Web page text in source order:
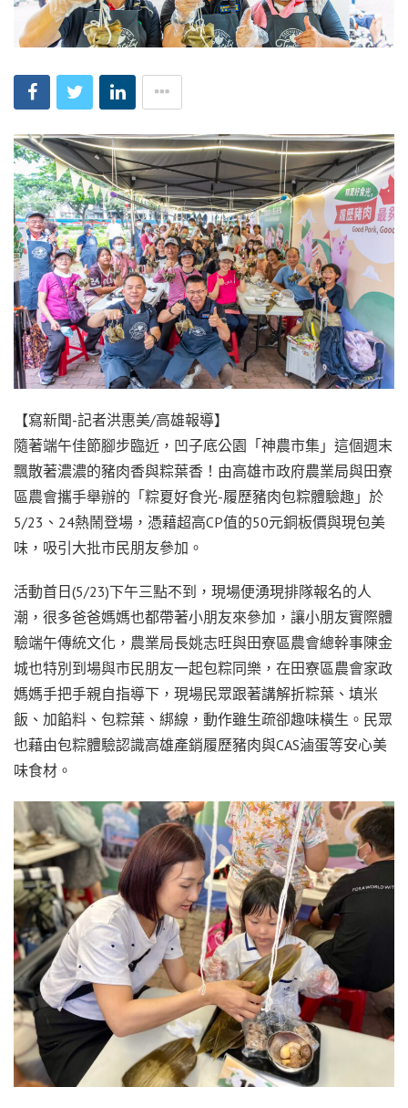
【寫新聞-記者洪惠美/高雄報導】
隨著端午佳節腳步臨近，凹子底公園「神農市集」這個週末
飄散著濃濃的豬肉香與粽葉香！由高雄市政府農業局與田寮
區農會攜手舉辦的「粽夏好食光-履歷豬肉包粽體驗趣」於
5/23、24熱鬧登場，憑藉超高CP值的50元銅板價與現包美
味，吸引大批市民朋友參加。
活動首日(5/23)下午三點不到，現場便湧現排隊報名的人
潮，很多爸爸媽媽也都帶著小朋友來參加，讓小朋友實際體
驗端午傳統文化，農業局長姚志旺與田寮區農會總幹事陳金
城也特別到場與市民朋友一起包粽同樂，在田寮區農會家政
媽媽手把手親自指導下，現場民眾跟著講解折粽葉、填米
飯、加餡料、包粽葉、綁線，動作雖生疏卻趣味橫生。民眾
也藉由包粽體驗認識高雄產銷履歷豬肉與CAS滷蛋等安心美
味食材。